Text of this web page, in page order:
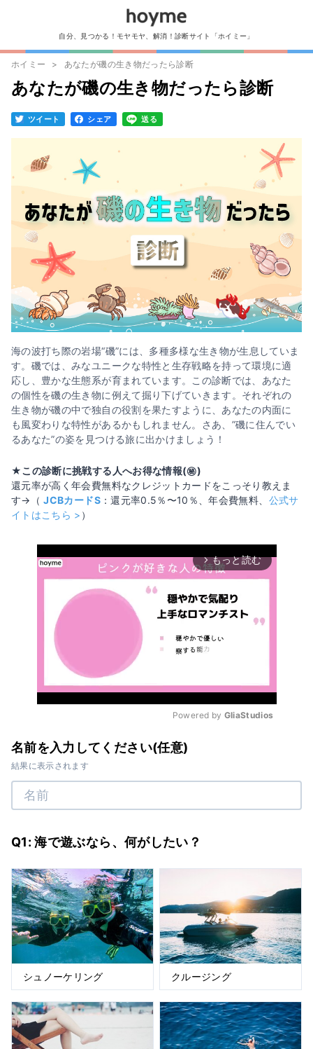
自分、見つかる！モヤモヤ、解消！診断サイト「ホイミー」
ホイミー あなたが磯の生き物だったら診断
あなたが磯の生き物だったら診断
ツイート シェア 送る
海の波打ち際の岩場“磯”には、多種多様な生き物が生息していま
す。磯では、みなユニークな特性と生存戦略を持って環境に適
応し、豊かな生態系が育まれています。この診断では、あなた
の個性を磯の生き物に例えて掘り下げていきます。それぞれの
生き物が磯の中で独自の役割を果たすように、あなたの内面に
も風変わりな特性があるかもしれません。さあ、”磯に住んでい
るあなた”の姿を見つける旅に出かけましょう！
★この診断に挑戦する人へお得な情報(㊙️)
還元率が高く年会費無料なクレジットカードをこっそり教えま
す→（JCBカードS：還元率0.5％〜10％、年会費無料、 公式サ
イトはこちら > ）
arrow_forward_ios もっと読む
Powered by GliaStudios
名前を入力してください(任意)
結果に表示されます
Q1: 海で遊ぶなら、何がしたい？
シュノーケリング クルージング